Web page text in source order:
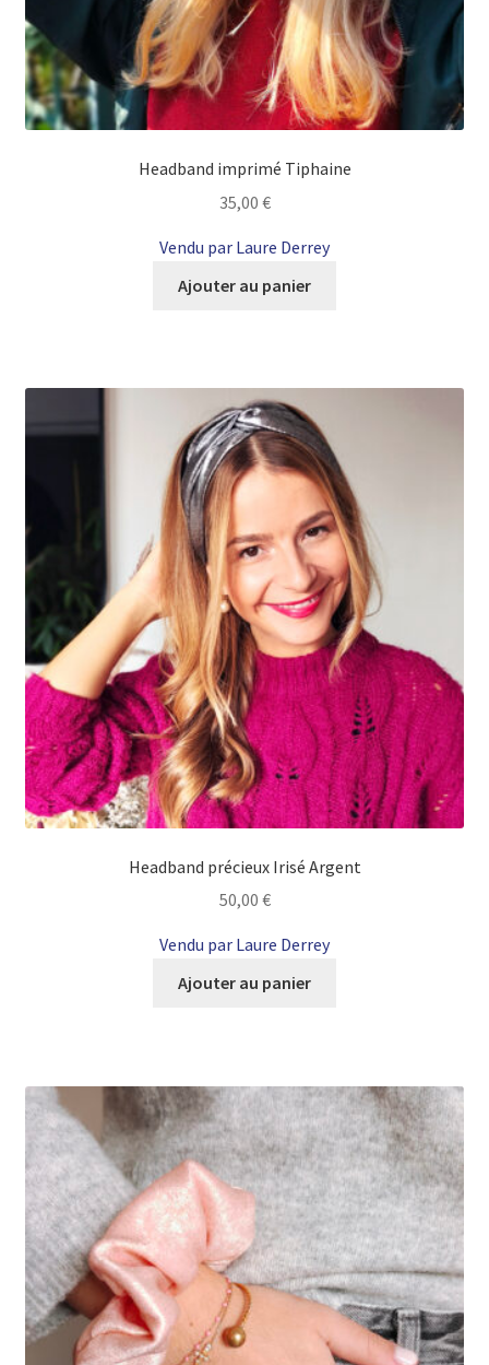
Headband imprimé Tiphaine
35,00 €
Vendu par Laure Derrey
Ajouter au panier
Headband précieux Irisé Argent
50,00 €
Vendu par Laure Derrey
Ajouter au panier